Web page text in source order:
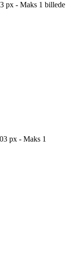
px - Maks 1 billede
px - Maks 1